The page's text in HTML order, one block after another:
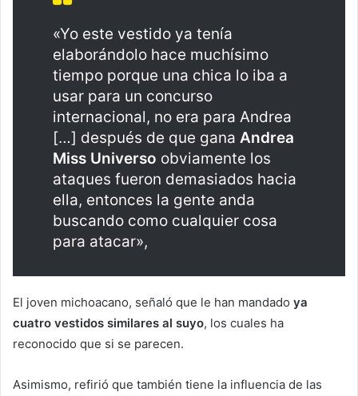
«Yo este vestido ya tenía
elaborándolo hace muchísimo
tiempo porque una chica lo iba a
usar para un concurso
internacional, no era para Andrea
[…] después de que gana Andrea
Miss Universo obviamente los
ataques fueron demasiados hacia
ella, entonces la gente anda
buscando como cualquier cosa
para atacar»,
El joven michoacano, señaló que le han mandado ya
cuatro vestidos similares al suyo, los cuales ha
reconocido que si se parecen.
Asimismo, refirió que también tiene la influencia de las